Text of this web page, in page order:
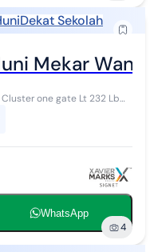
Dekat Sekolah
Mekar Wangi
Semi furnished
WhatsApp
4